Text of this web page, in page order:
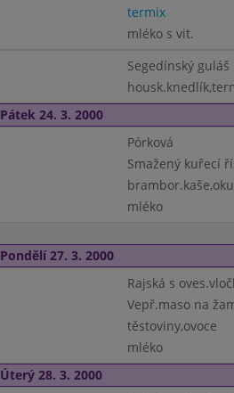
termix
mléko s vit.
Segedínský guláš
Pátek 24. 3. 2000
Pórková
Smažený kuřecí
mléko
Pondělí 27. 3. 2000
Rajská s
Vepř.maso na
těstoviny,ovoce
mléko
Úterý 28. 3. 2000